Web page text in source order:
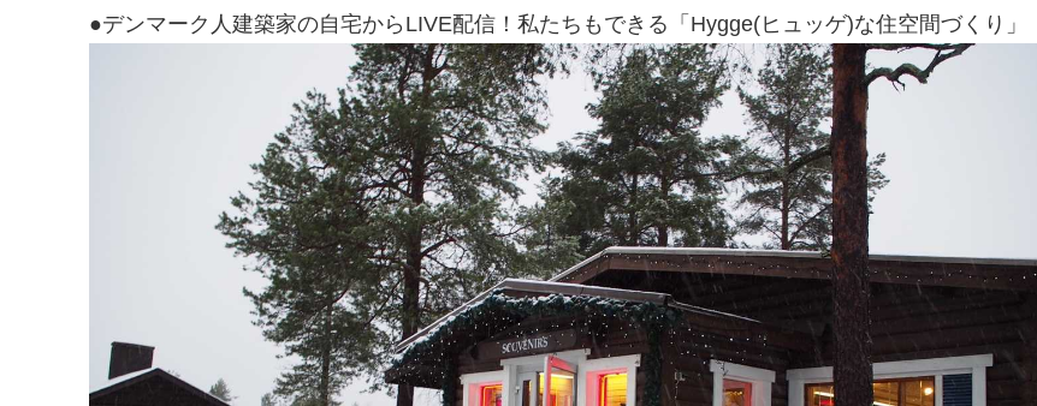
●デンマーク人建築家の自宅からLIVE配信！私たちもできる「Hygge(ヒュッゲ)な住空間づくり」